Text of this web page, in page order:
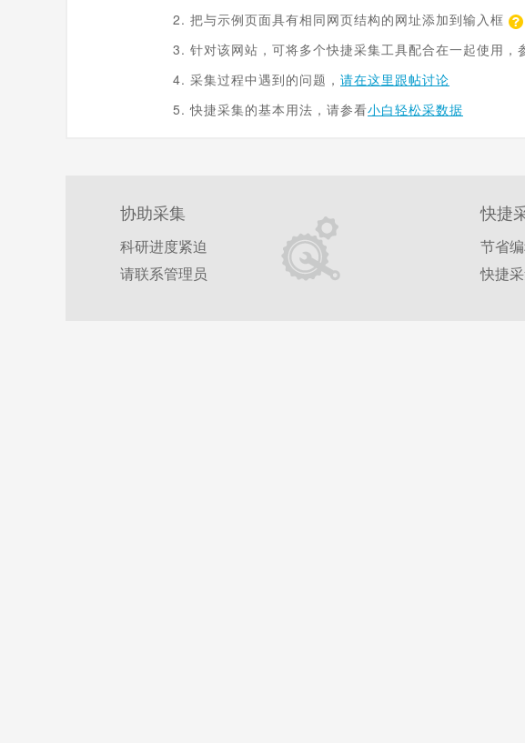
2. 把与示例页面具有相同网页结构的网址添加到输入框
3. 针对该网站，可将多个快捷采集工具配合在一起使用，
4. 采集过程中遇到的问题， 请在这里跟帖讨论
5. 快捷采集的基本用法，请参看小白轻松采数据
协助采集
科研进度紧迫
请联系管理员
快捷
节省
快捷